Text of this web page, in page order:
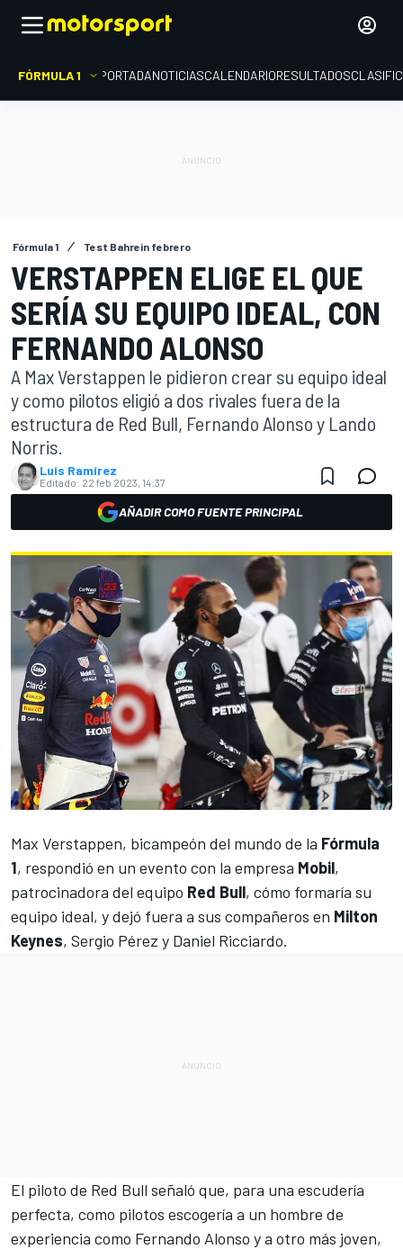
FÓRMULA 1 PORTADANOTICIASCALENDARIORESULTADOS
Fórmula 1 Test Bahrein febrero
VERSTAPPEN ELIGE EL QUE
SERÍA SU EQUIPO IDEAL, CON
FERNANDO ALONSO
A Max Verstappen le pidieron crear su equipo ideal
y como pilotos eligió a dos rivales fuera de la
estructura de Red Bull, Fernando Alonso y Lando
Norris.
Luis Ramírez
Editado: 22 feb 2023, 14:37
AÑADIR COMO FUENTE PRINCIPAL
Max Verstappen, bicampeón del mundo de la Fórmula
1, respondió en un evento con la empresa Mobil,
patrocinadora del equipo Red Bull, cómo formaría su
equipo ideal, y dejó fuera a sus compañeros en Milton
Keynes, Sergio Pérez y Daniel Ricciardo.
El piloto de Red Bull señaló que, para una escudería
perfecta, como pilotos escogería a un hombre de
experiencia como Fernando Alonso y a otro más joven,